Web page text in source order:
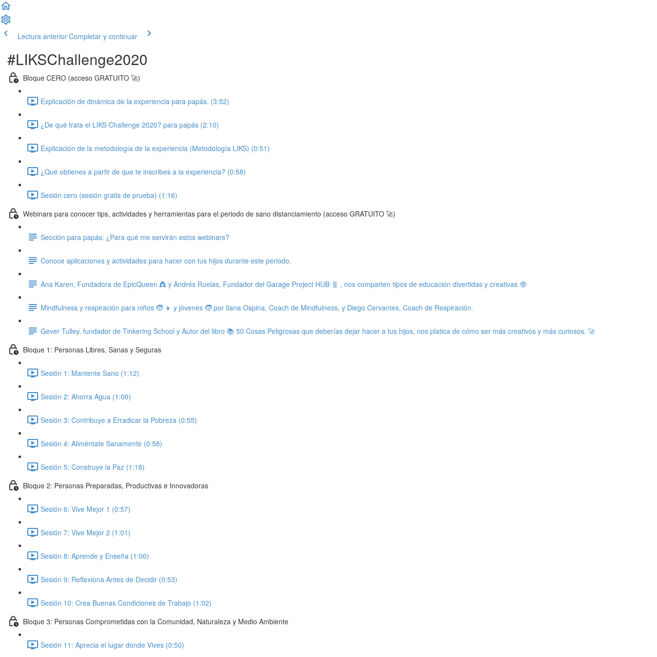
Lectura anterior Completar y continuar
#LIKSChallenge2020
Bloque CERO (acceso GRATUITO 🚀)
Explicación de dinámica de la experiencia para papás. (3:52)
¿De qué trata el LIKS Challenge 2020? para papás (2:10)
Explicación de la metodología de la experiencia (Metodología LIKS) (0:51)
¿Qué obtienes a partir de que te inscribes a la experiencia? (0:58)
Sesión cero (sesión gratis de prueba) (1:16)
Webinars para conocer tips, actividades y herramientas para el periodo de sano distanciamiento (acceso GRATUITO 🚀)
Sección para papás: ¿Para qué me servirán estos webinars?
Conoce aplicaciones y actividades para hacer con tus hijos durante este periodo.
Ana Karen, Fundadora de EpicQueen 👸 y Andrés Ruelas, Fundador del Garage Project HUB 🧬 , nos comparten tipos de educación divertidas y creativas 🤓
Mindfulness y respiración para niños 🧒 👧 y jóvenes 🧒 por Ilana Ospina, Coach de Mindfulness, y Diego Cervantes, Coach de Respiración.
Gever Tulley, fundador de Tinkering School y Autor del libro 📚 50 Cosas Peligrosas que deberías dejar hacer a tus hijos, nos platica de cómo ser más creativos y más curiosos. 🚀
Bloque 1: Personas Libres, Sanas y Seguras
Sesión 1: Mantente Sano (1:12)
Sesión 2: Ahorra Agua (1:00)
Sesión 3: Contribuye a Erradicar la Pobreza (0:55)
Sesión 4: Aliméntate Sanamente (0:58)
Sesión 5: Construye la Paz (1:18)
Bloque 2: Personas Preparadas, Productivas e Innovadoras
Sesión 6: Vive Mejor 1 (0:57)
Sesión 7: Vive Mejor 2 (1:01)
Sesión 8: Aprende y Enseña (1:00)
Sesión 9: Reflexiona Antes de Decidir (0:53)
Sesión 10: Crea Buenas Condiciones de Trabajo (1:02)
Bloque 3: Personas Comprometidas con la Comunidad, Naturaleza y Medio Ambiente
Sesión 11: Aprecia el lugar donde Vives (0:50)